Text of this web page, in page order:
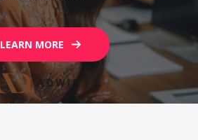
LEARN MORE